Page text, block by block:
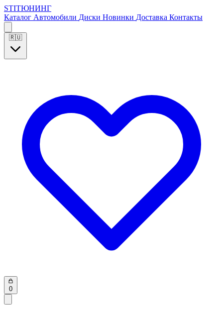
STIТЮНИНГ
Каталог Автомобили Диски Новинки Доставка Контакты
🇷🇺
0